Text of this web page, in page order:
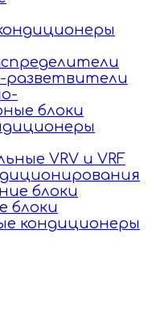
разветвители
блоки
VRV и VRF
блоки
блоки
кондиционеры